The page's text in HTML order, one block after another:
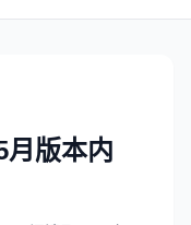
月版本内